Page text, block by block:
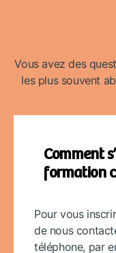
Vous avez des
les plus souvent
Comment
formation
Pour vous
de nous
téléphone, par